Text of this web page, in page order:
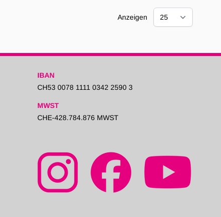
Anzeigen
IBAN
CH53 0078 1111 0342 2590 3
MWST
CHE-428.784.876 MWST